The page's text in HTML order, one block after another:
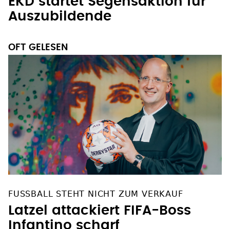
EKD startet Segensaktion für
OFT GELESEN
FUSSBALL STEHT NICHT ZUM VERKAUF
Latzel attackiert FIFA-Boss